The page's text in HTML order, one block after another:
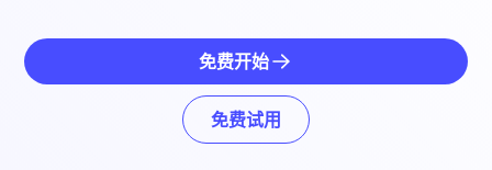
免费开始
免费试用